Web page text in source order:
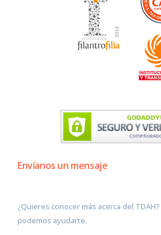
Envíanos un mensaje
¿Quieres conocer más acerca del
podemos ayudarte.